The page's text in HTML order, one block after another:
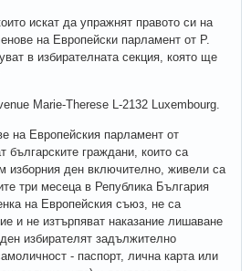
искат да упражнят правото си на
на Европейски парламент от Р.
в избирателната секция, която ще
Marie-Therese L-2132 Luxembourg.
на Европейския парламент от
българските граждани, които са
изборния ден включително, живели са
три месеца в Република България
на Европейския съюз, не са
и не изтърпяват наказание лишаване
избирателят задължително
- паспорт, лична карта или